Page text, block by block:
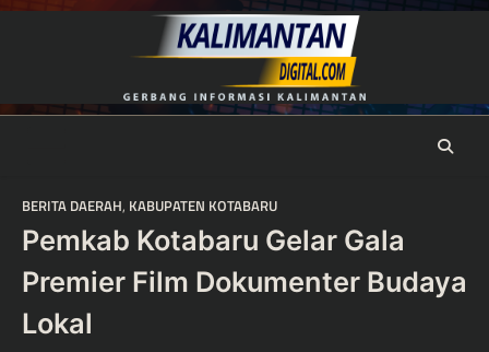
Skip
BERITA DAERAH, KABUPATEN KOTABARU
Pemkab Kotabaru Gelar Gala
Premier Film Dokumenter Budaya
Lokal